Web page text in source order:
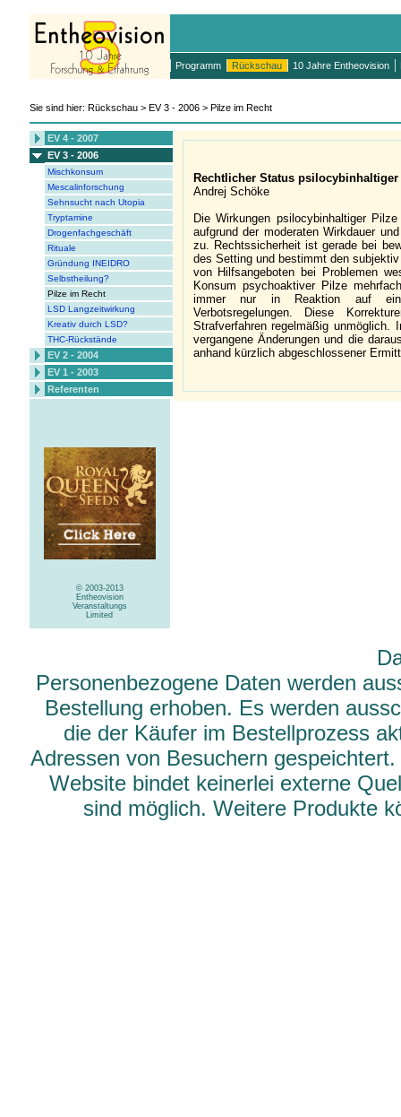
Programm Rückschau 10 Jahre Entheovision
Sie sind hier: Rückschau > EV 3 - 2006 > Pilze im Recht
EV 4 - 2007
EV 3 - 2006
Mischkonsum
Mescalinforschung
Sehnsucht nach Utopia
Tryptamine
Drogenfachgeschäft
Rituale
Gründung INEIDRO
Selbstheilung?
Pilze im Recht
LSD Langzeitwirkung
Kreativ durch LSD?
THC-Rückstände
EV 2 - 2004
EV 1 - 2003
Referenten
© 2003-2013
Entheovision
Veranstaltungs
Limited
Rechtlicher Status psilocybinhaltiger
Andrej Schöke
Die Wirkungen psilocybinhaltiger
aufgrund der moderaten Wirkdauer
zu. Rechtssicherheit ist gerade bei
des Setting und bestimmt den
von Hilfsangeboten bei Problemen
Konsum psychoaktiver Pilze
immer nur in Reaktion auf eine
Verbotsregelungen. Diese
Strafverfahren regelmäßig
vergangene Änderungen und die
anhand kürzlich abgeschlossener
Personenbezogene Daten werden
Bestellung erhoben. Es werden
die der Käufer im Bestellprozess
Adressen von Besuchern
Website bindet keinerlei externe
sind möglich. Weitere Produkte